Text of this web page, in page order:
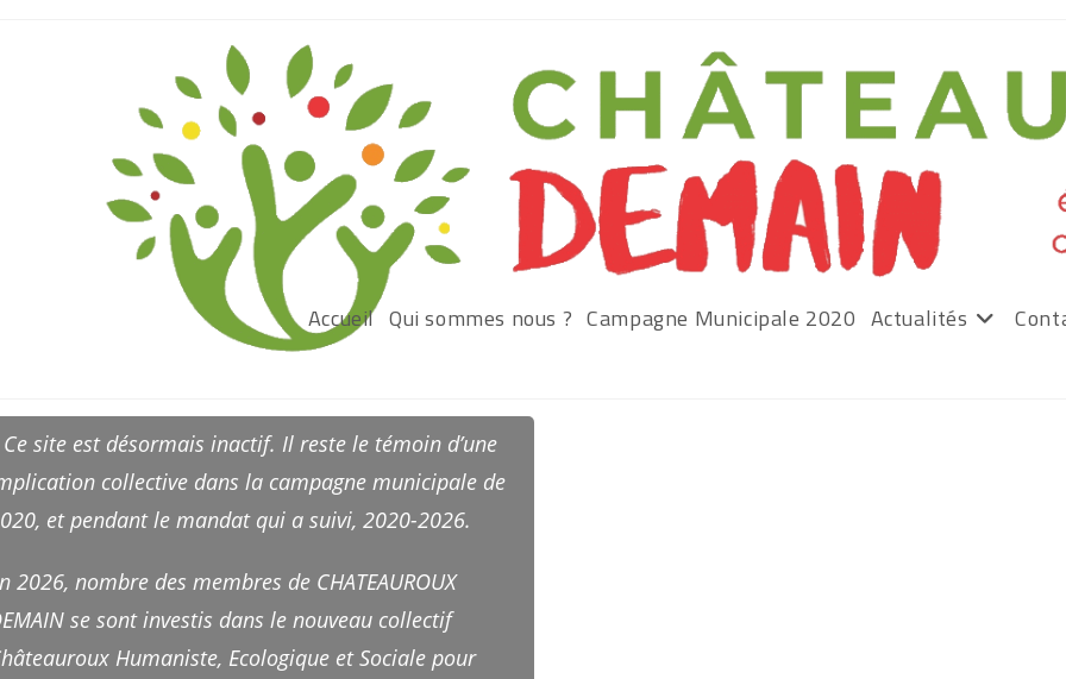
Accueil Qui sommes nous ? Campagne Municipale 2020 Actualités
Ce site est désormais inactif. Il reste le témoin d’une
collective dans la campagne municipale de
et pendant le mandat qui a suivi, 2020-2026.
2026, nombre des membres de CHATEAUROUX
se sont investis dans le nouveau collectif
Humaniste, Ecologique et Sociale pour